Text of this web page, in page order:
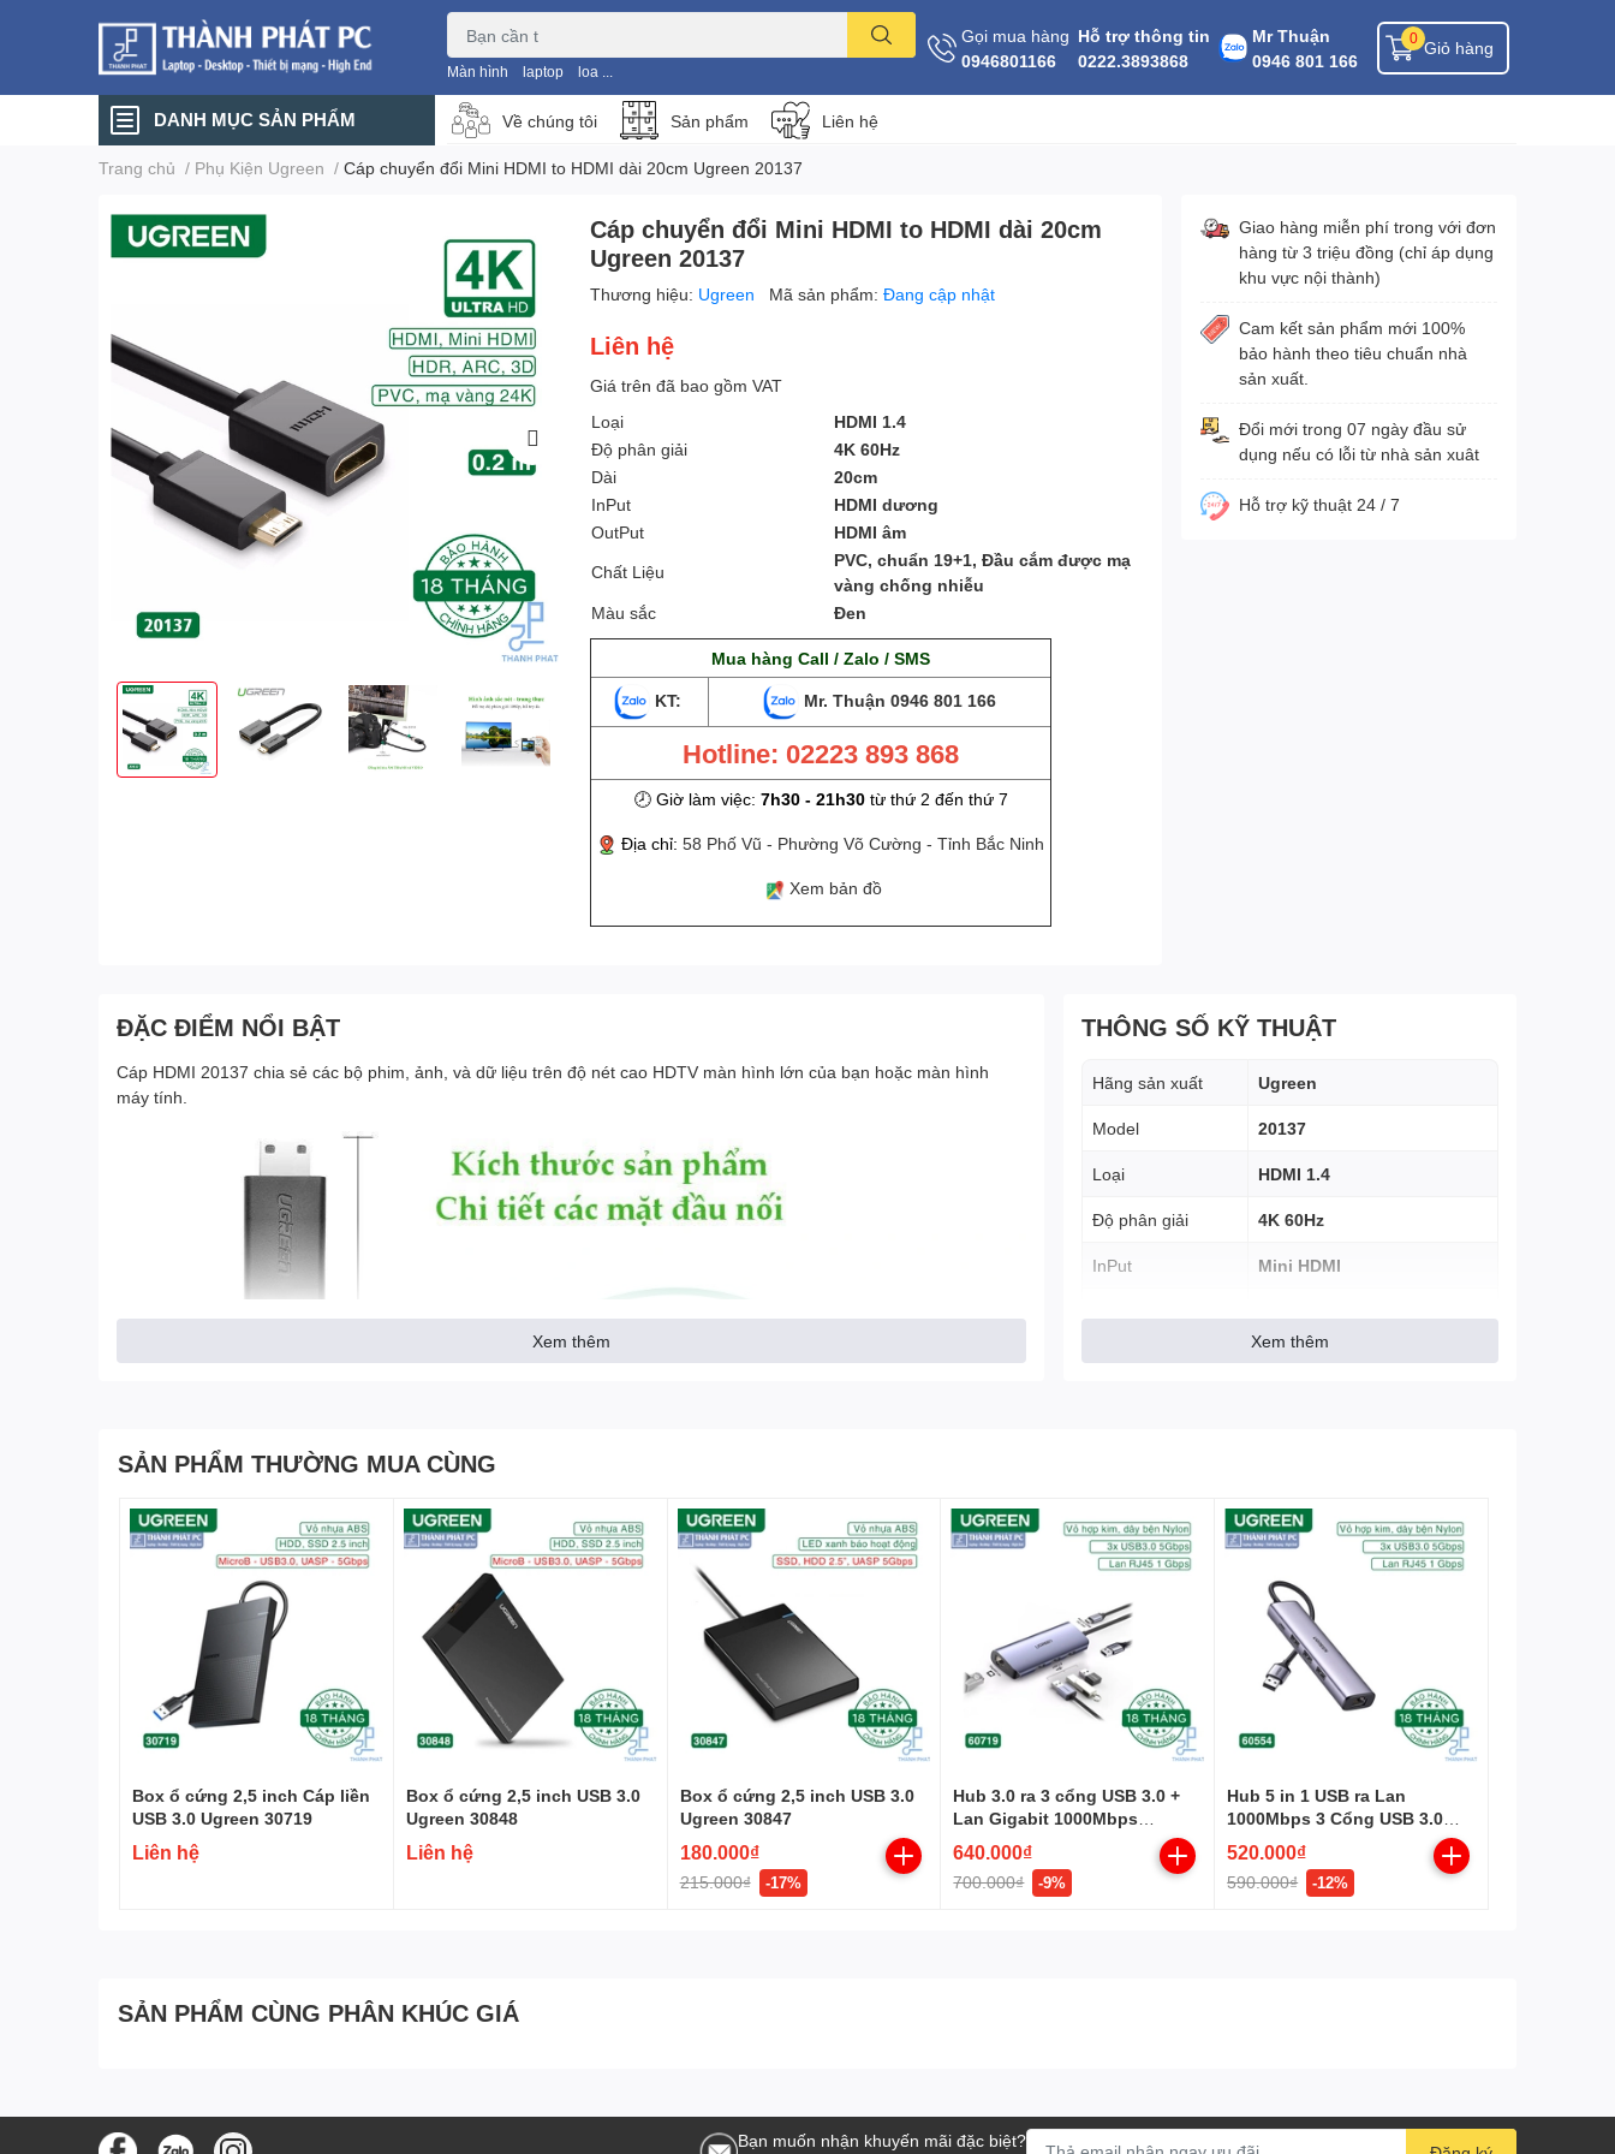
Màn hình laptop loa ...
Gọi mua hàng
0946801166
Hỗ trợ thông tin
0222.3893868
Mr Thuận
0946 801 166
Giỏ hàng
0
DANH MỤC SẢN PHẨM Về chúng tôi Sản phẩm Liên hệ
Trang chủ / Phụ Kiện Ugreen / Cáp chuyển đổi Mini HDMI to HDMI dài 20cm Ugreen 20137
Cáp chuyển đổi Mini HDMI to HDMI dài 20cm
Ugreen 20137
Thương hiệu: Ugreen Mã sản phẩm:Đang cập nhật
Liên hệ
Giá trên đã bao gồm VAT
Loại
HDMI 1.4
Độ phân giải
4K 60Hz
Dài
20cm
InPut
HDMI dương
OutPut
HDMI âm
Chất Liệu
PVC, chuẩn 19+1, Đầu cắm được mạ
vàng chống nhiễu
Màu sắc
Đen
Mua hàng Call / Zalo / SMS
KT: Mr. Thuận0946 801 166
Hotline: 02223 893 868
🕗 Giờ làm việc: 7h30 - 21h30từ thứ 2 đến thứ 7
Địa chỉ:58 Phố Vũ - Phường Võ Cường - Tỉnh Bắc Ninh
Xem bản đồ
Giao hàng miễn phí trong với đơn
hàng từ 3 triệu đồng (chỉ áp dụng
khu vực nội thành)
Cam kết sản phẩm mới 100%
bảo hành theo tiêu chuẩn nhà
sản xuất.
Đổi mới trong 07 ngày đầu sử
dụng nếu có lỗi từ nhà sản xuât
Hỗ trợ kỹ thuật 24 / 7
ĐẶC ĐIỂM NỔI BẬT
Cáp HDMI 20137 chia sẻ các bộ phim, ảnh, và dữ liệu trên độ nét cao HDTV màn hình lớn của bạn hoặc màn hình
máy tính.
Xem thêm
THÔNG SỐ KỸ THUẬT
Hãng sản xuất Ugreen
Model 20137
Loại HDMI 1.4
Độ phân giải 4K 60Hz
InPut Mini HDMI
Chất Liệu
PVC, chuẩn 19+1, Đầu cắm
được mạ vàng chống nhiễu
Đen
Đóng gói 1.5m-5m: Túi Zip
10-20m: Cuộn đóng hộp
Xem thêm
SẢN PHẨM THƯỜNG MUA CÙNG
Box ổ cứng 2,5 inch Cáp liền
USB 3.0 Ugreen 30719
Liên hệ
Box ổ cứng 2,5 inch USB 3.0
Ugreen 30848
Liên hệ
Box ổ cứng 2,5 inch USB 3.0
Ugreen 30847
180.000₫
215.000₫ -17%
Hub 3.0 ra 3 cổng USB 3.0 +
Lan Gigabit 1000Mbps
Ugreen 60719
640.000₫
700.000₫ -9%
Hub 5 in 1 USB ra Lan
1000Mbps 3 Cổng USB 3.0
Ugreen 60554
520.000₫
590.000₫ -12%
SẢN PHẨM CÙNG PHÂN KHÚC GIÁ
Bạn muốn nhận khuyến mãi đặc biệt?